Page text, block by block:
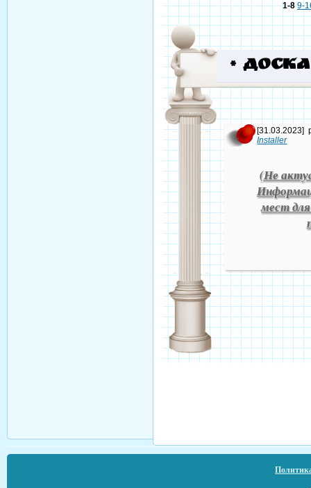
1-8 9-
*
[31.03.2023]
Installer
(Не
мест